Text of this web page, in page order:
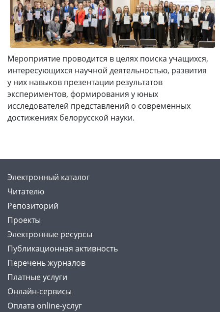
Мероприятие проводится в целях поиска учащихся,
интересующихся научной деятельностью, развития
у них навыков презентации результатов
экспериментов, формирования у юных
исследователей представлений о современных
достижениях белорусской науки.
Электронный каталог
Читателю
Репозиторий
Проекты
Электронные ресурсы
Публикационная активность
Перечень журналов
Платные услуги
Онлайн-сервисы
Оплата online-услуг